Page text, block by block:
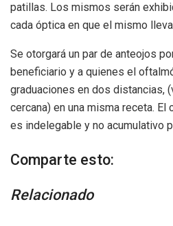
patillas. Los mismos serán
cada óptica en que el mismo
Se otorgará un par de anteojos
beneficiario y a quienes el
graduaciones en dos distancias,
cercana) en una misma receta. El
es indelegable y no acumulativo
Comparte esto:
Relacionado